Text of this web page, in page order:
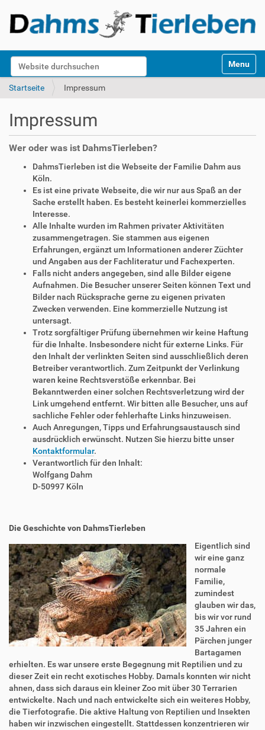
Website durchsuchen
k
Toggle
Startseite Impressum
Impressum
Wer oder was ist DahmsTierleben?
DahmsTierleben ist die Webseite der Familie Dahm aus
Köln.
Es ist eine private Webseite, die wir nur aus Spaß an der
Sache erstellt haben. Es besteht keinerlei kommerzielles
Interesse.
Alle Inhalte wurden im Rahmen privater Aktivitäten
zusammengetragen. Sie stammen aus eigenen
Erfahrungen, ergänzt um Informationen anderer Züchter
und Angaben aus der Fachliteratur und Fachexperten.
Falls nicht anders angegeben, sind alle Bilder eigene
Aufnahmen. Die Besucher unserer Seiten können Text und
Bilder nach Rücksprache gerne zu eigenen privaten
Zwecken verwenden. Eine kommerzielle Nutzung ist
untersagt.
Trotz sorgfältiger Prüfung übernehmen wir keine Haftung
für die Inhalte. Insbesondere nicht für externe Links. Für
den Inhalt der verlinkten Seiten sind ausschließlich deren
Betreiber verantwortlich. Zum Zeitpunkt der Verlinkung
waren keine Rechtsverstöße erkennbar. Bei
Bekanntwerden einer solchen Rechtsverletzung wird der
Link umgehend entfernt. Wir bitten alle Besucher, uns auf
sachliche Fehler oder fehlerhafte Links hinzuweisen.
Auch Anregungen, Tipps und Erfahrungsaustausch sind
ausdrücklich erwünscht. Nutzen Sie hierzu bitte unser
Kontaktformular.
Verantwortlich für den Inhalt:
Wolfgang Dahm
D-50997 Köln
Die Geschichte von DahmsTierleben
Eigentlich sind
wir eine ganz
normale
Familie,
zumindest
glauben wir das,
bis wir vor rund
35 Jahren ein
Pärchen junger
Bartagamen
erhielten. Es war unsere erste Begegnung mit Reptilien und zu
dieser Zeit ein recht exotisches Hobby. Damals konnten wir nicht
ahnen, dass sich daraus ein kleiner Zoo mit über 30 Terrarien
entwickelte. Nach und nach entwickelte sich ein weiteres Hobby,
die Tierfotografie. Die aktive Haltung von Reptilien und Insekten
haben wir inzwischen eingestellt. Stattdessen konzentrieren wir